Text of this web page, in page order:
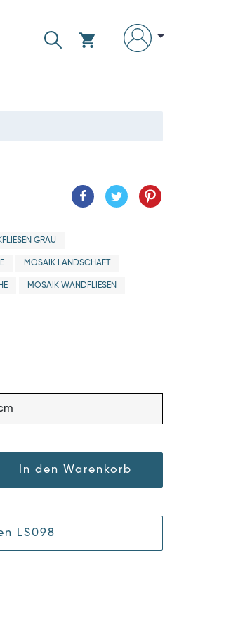
GRAU
MOSAIK LANDSCHAFT
MOSAIK WANDFLIESEN
In den Warenkorb
LS098